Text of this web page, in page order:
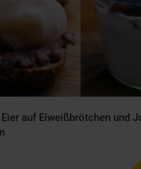
auf Eiweißbrötchen und